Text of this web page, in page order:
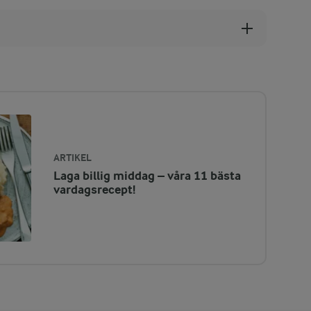
ARTIKEL
Laga billig middag – våra 11 bästa
vardagsrecept!